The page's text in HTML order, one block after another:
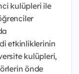
kulüpleri ile
etkinliklerinin
kulüpleri,
önde